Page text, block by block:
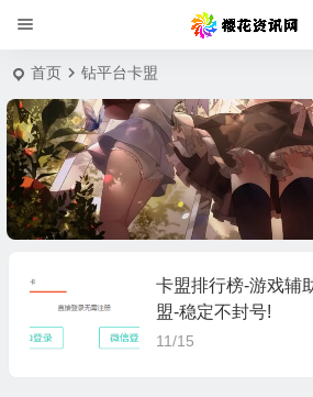
首页 钻平台卡盟
卡盟排行榜-游戏辅
盟-稳定不封号!
11/15